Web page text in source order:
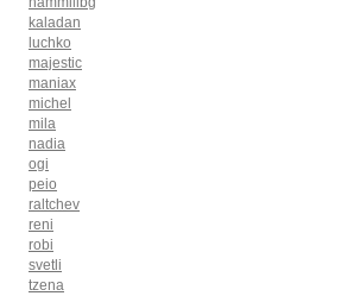
kaladan
luchko
majestic
maniax
michel
mila
nadia
ogi
peio
raltchev
reni
robi
svetli
tzena